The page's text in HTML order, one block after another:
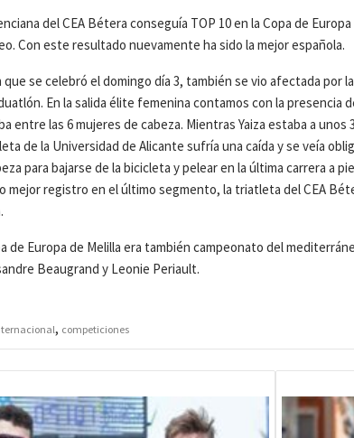
del CEA Bétera conseguía TOP 10 en la Copa de
Con este resultado nuevamente ha sido la mejor española.
se celebró el domingo día 3, también se vio afectada por
En la salida élite femenina contamos con la presencia
entre las 6 mujeres de cabeza. Mientras Yaiza estaba a unos
de la Universidad de Alicante sufría una caída y se veía
para bajarse de la bicicleta y pelear en la última carrera a
mejor registro en el último segmento, la triatleta del CEA
de Europa de Melilla era también campeonato del
Beaugrand y Leonie Periault.
, competiciones